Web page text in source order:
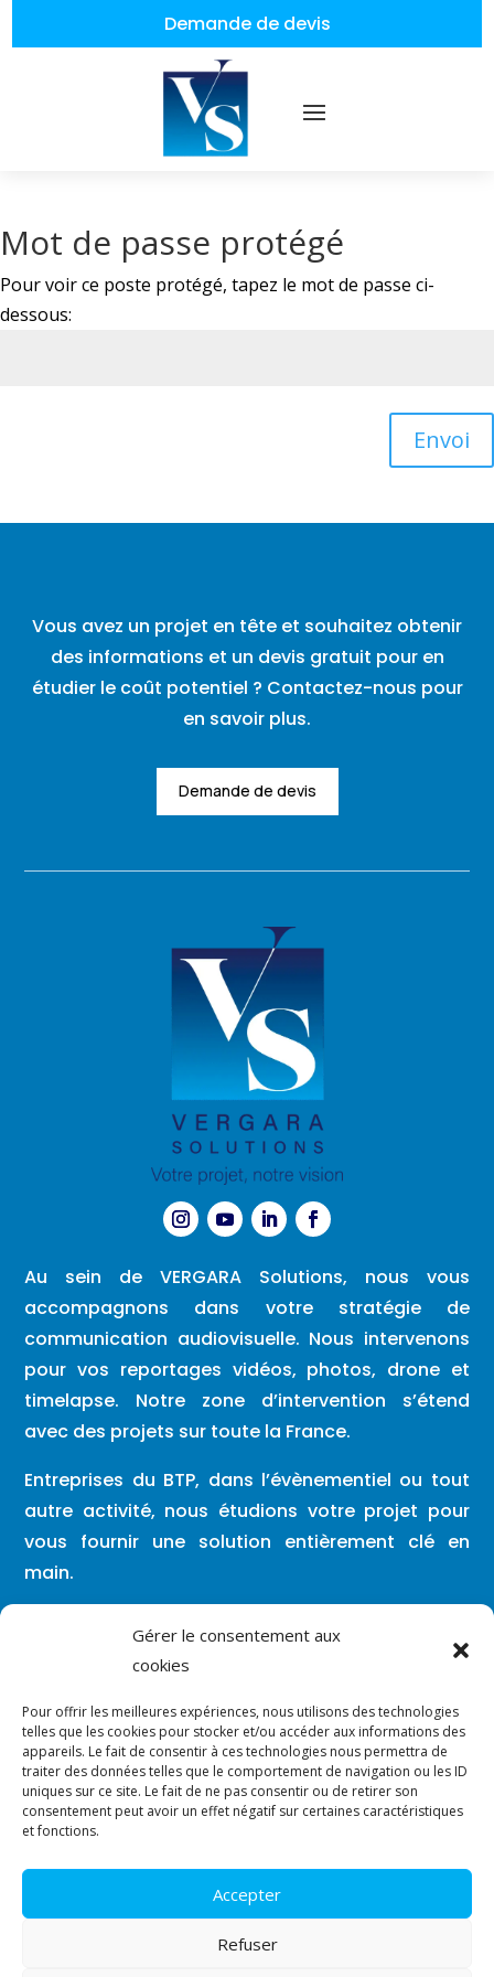
Gérer le consentement aux
cookies
Pour offrir les meilleures expériences, nous utilisons des technologies
telles que les cookies pour stocker et/ou accéder aux informations des
appareils. Le fait de consentir à ces technologies nous permettra de
traiter des données telles que le comportement de navigation ou les ID
uniques sur ce site. Le fait de ne pas consentir ou de retirer son
consentement peut avoir un effet négatif sur certaines caractéristiques
et fonctions.
Accepter
Refuser
Demande de devis
Mot de passe protégé
Pour voir ce poste protégé, tapez le mot de passe ci-
dessous:
Envoi
Vous avez un projet en tête et souhaitez obtenir
des informations et un devis gratuit pour en
étudier le coût potentiel ? Contactez-nous pour
en savoir plus.
Demande de devis
Au sein de VERGARA Solutions, nous vous
accompagnons dans votre stratégie de
communication audiovisuelle. Nous intervenons
pour vos reportages vidéos, photos, drone et
timelapse. Notre zone d’intervention s’étend
avec des projets sur toute la France.
Entreprises du BTP, dans l’évènementiel ou tout
autre activité, nous étudions votre projet pour
vous fournir une solution entièrement clé en
main.
Lundi – Vendredi : 08h00 / 19h30
ces créneaux par mail ou par SMS.
 contact@vergara-solutions.fr
 07.86.91.31.19
Plan du site